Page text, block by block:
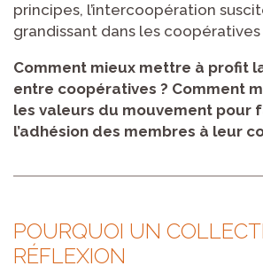
principes, l’intercoopération
grandissant dans les coopératives
Comment mieux mettre à profit
entre coopératives ? Comment
les valeurs du mouvement pour
l’adhésion des membres à leur
POURQUOI UN
RÉFLEXION